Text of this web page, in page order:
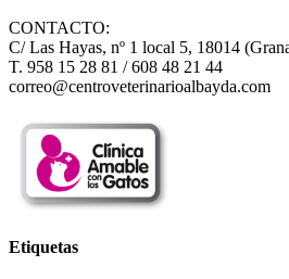
CONTACTO:
C/ Las Hayas, nº 1 local 5, 18014
T. 958 15 28 81 / 608 48 21 44
correo@centroveterinarioalbayda.com
Etiquetas